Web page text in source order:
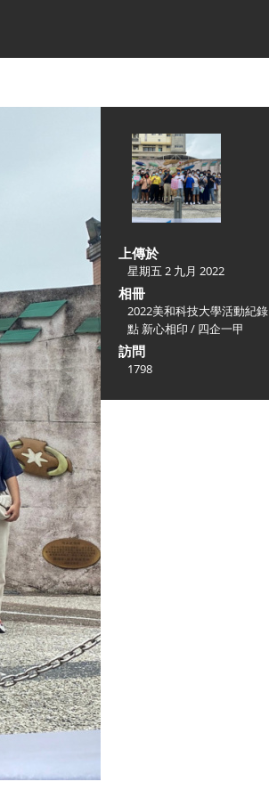
上傳於
星期五 2 九月 2022
相冊
2022美和科技大學活動紀錄
點 新心相印 / 四企一甲
訪問
1798